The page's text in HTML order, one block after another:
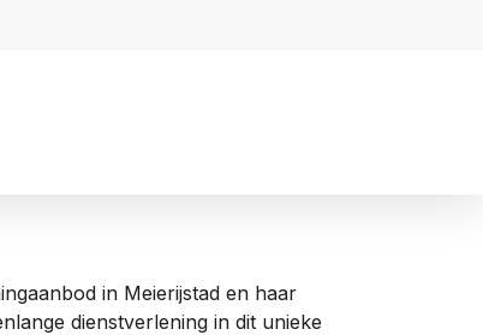
in Meierijstad en haar
dienstverlening in dit unieke